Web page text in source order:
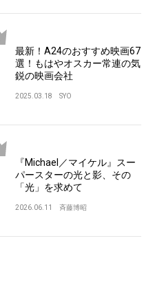
最新！A24のおすすめ映画67
選！もはやオスカー常連の気
鋭の映画会社
2025.03.18 SYO
『Michael／マイケル』スー
パースターの光と影、その
「光」を求めて
2026.06.11 斉藤博昭